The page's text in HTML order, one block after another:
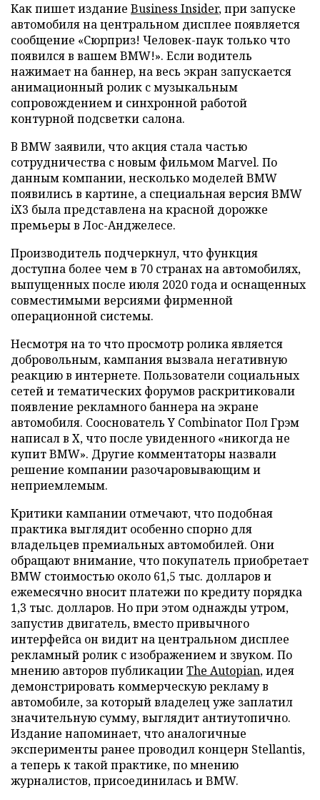
Как пишет издание Business Insider, при запуске
автомобиля на центральном дисплее появляется
сообщение «Сюрприз! Человек-паук только что
появился в вашем BMW!». Если водитель
нажимает на баннер, на весь экран запускается
анимационный ролик с музыкальным
сопровождением и синхронной работой
контурной подсветки салона.
В BMW заявили, что акция стала частью
сотрудничества с новым фильмом Marvel. По
данным компании, несколько моделей BMW
появились в картине, а специальная версия BMW
iX3 была представлена на красной дорожке
премьеры в Лос-Анджелесе.
Производитель подчеркнул, что функция
доступна более чем в 70 странах на автомобилях,
выпущенных после июля 2020 года и оснащенных
совместимыми версиями фирменной
операционной системы.
Несмотря на то что просмотр ролика является
добровольным, кампания вызвала негативную
реакцию в интернете. Пользователи социальных
сетей и тематических форумов раскритиковали
появление рекламного баннера на экране
автомобиля. Сооснователь Y Combinator Пол Грэм
написал в X, что после увиденного «никогда не
купит BMW». Другие комментаторы назвали
решение компании разочаровывающим и
неприемлемым.
Критики кампании отмечают, что подобная
практика выглядит особенно спорно для
владельцев премиальных автомобилей. Они
обращают внимание, что покупатель приобретает
BMW стоимостью около 61,5 тыс. долларов и
ежемесячно вносит платежи по кредиту порядка
1,3 тыс. долларов. Но при этом однажды утром,
запустив двигатель, вместо привычного
интерфейса он видит на центральном дисплее
рекламный ролик с изображением и звуком. По
мнению авторов публикацииThe Autopian, идея
демонстрировать коммерческую рекламу в
автомобиле, за который владелец уже заплатил
значительную сумму, выглядит антиутопично.
Издание напоминает, что аналогичные
эксперименты ранее проводил концерн Stellantis,
а теперь к такой практике, по мнению
журналистов, присоединилась и BMW.